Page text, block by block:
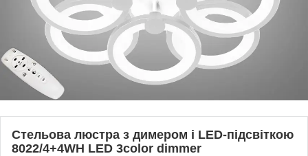
Стельова люстра з димером і LED-підсвіткою
8022/4+4WH LED 3color dimmer